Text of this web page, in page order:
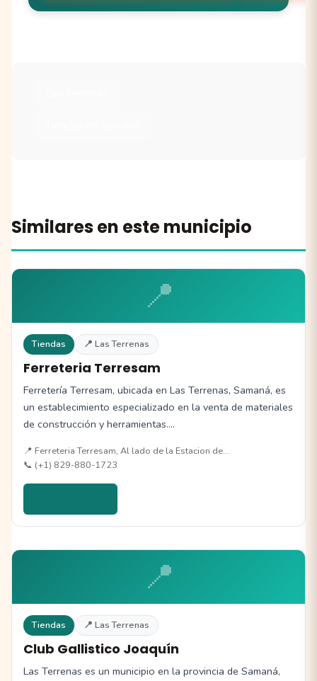
Similares en este municipio
📍
Tiendas 📍 Las Terrenas
Ferreteria Terresam
Ferretería Terresam, ubicada en Las Terrenas, Samaná, es
un establecimiento especializado en la venta de materiales
de construcción y herramientas.…
📍 Ferreteria Terresam, Al lado de la Estacion de…
📞 (+1) 829-880-1723
📍
Tiendas 📍 Las Terrenas
Club Gallistico Joaquín
Las Terrenas es un municipio en la provincia de Samaná,